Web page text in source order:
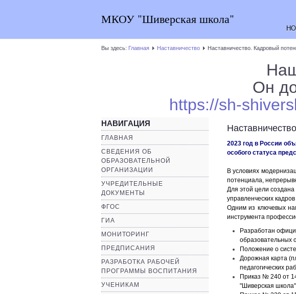
МКОУ "Шиверская школа"
Вы здесь: Главная Наставничество Наставничество. Кадровый
Он
https://sh-
НАВИГАЦИЯ
ГЛАВНАЯ
СВЕДЕНИЯ ОБ
ОБРАЗОВАТЕЛЬНОЙ
ОРГАНИЗАЦИИ
УЧРЕДИТЕЛЬНЫЕ
ДОКУМЕНТЫ
ФГОС
ГИА
МОНИТОРИНГ
ПРЕДПИСАНИЯ
РАЗРАБОТКА РАБОЧЕЙ
ПРОГРАММЫ ВОСПИТАНИЯ
УЧЕНИКАМ
2023 год в России
особого статуса
В условиях
потенциала,
Для этой цели
управленческих
Одним из ключевых
инструмента
Разработан
образовательных
Положение о
Дорожная карта
педагогических
Приказ № 240 от
"Шиверская школа"